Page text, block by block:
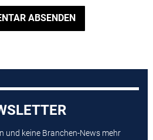
ABSENDEN
und keine Branchen-News mehr